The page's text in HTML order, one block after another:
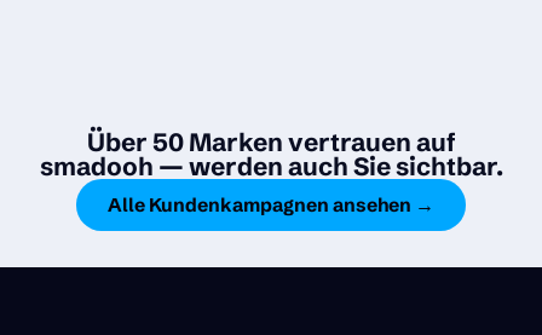
Über 50 Marken vertrauen auf
smadooh — werden auch Sie sichtbar.
Alle Kundenkampagnen ansehen →